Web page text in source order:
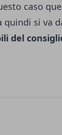
caso
si va
del